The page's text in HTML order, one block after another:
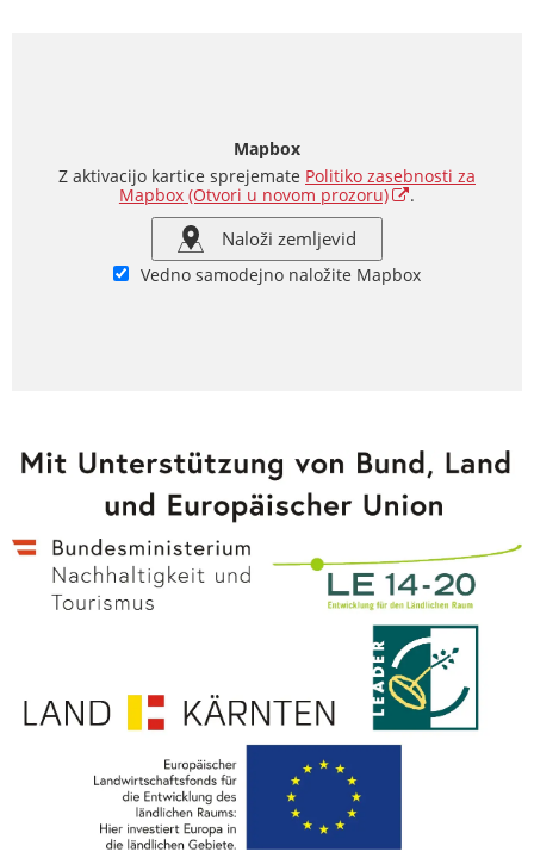
Mapbox
Z aktivacijo kartice sprejemate Politiko zasebnosti za
Mapbox(Otvori u novom prozoru) .
Naloži zemljevid
Vedno samodejno naložite Mapbox